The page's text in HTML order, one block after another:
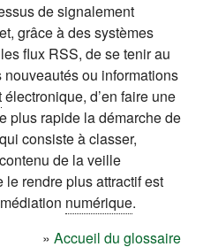
de signalement
grâce à des systèmes
flux RSS, de se tenir au
ou informations
électronique, d’en faire une
plus rapide la démarche de
consiste à classer,
de la veille
rendre plus attractif est
numérique.
» Accueil du glossaire